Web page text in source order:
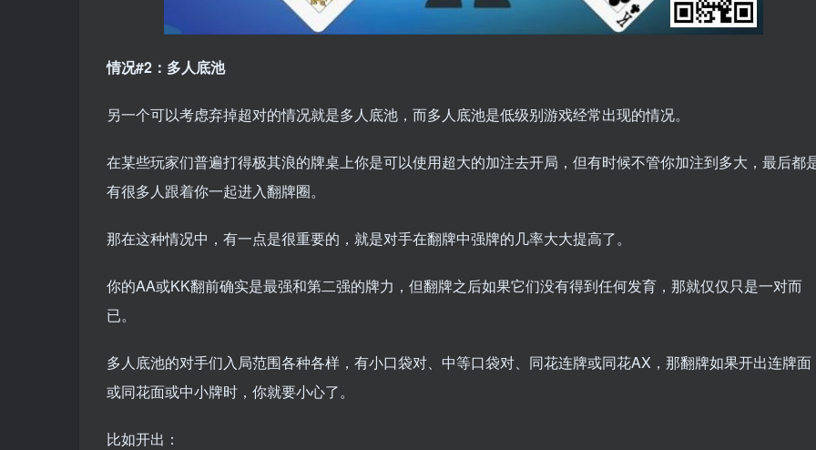
情况#2：多人底池
另一个可以考虑弃掉超对的情况就是多人底池，而多人底池是低级别游戏经常出现的情况。
在某些玩家们普遍打得极其浪的牌桌上你是可以使用超大的加注去开局，但有时候不管你加注到多大，最后都
有很多人跟着你一起进入翻牌圈。
那在这种情况中，有一点是很重要的，就是对手在翻牌中强牌的几率大大提高了。
你的AA或KK翻前确实是最强和第二强的牌力，但翻牌之后如果它们没有得到任何发育，那就仅仅只是一对而
已。
多人底池的对手们入局范围各种各样，有小口袋对、中等口袋对、同花连牌或同花AX，那翻牌如果开出连牌面
或同花面或中小牌时，你就要小心了。
比如开出：